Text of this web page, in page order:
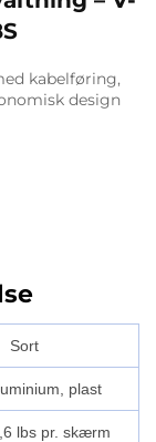
kabelføring,
design
Sort
plast
lbs pr. skærm